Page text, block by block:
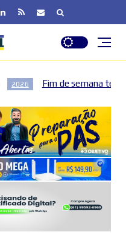
mudanças no trânsito no